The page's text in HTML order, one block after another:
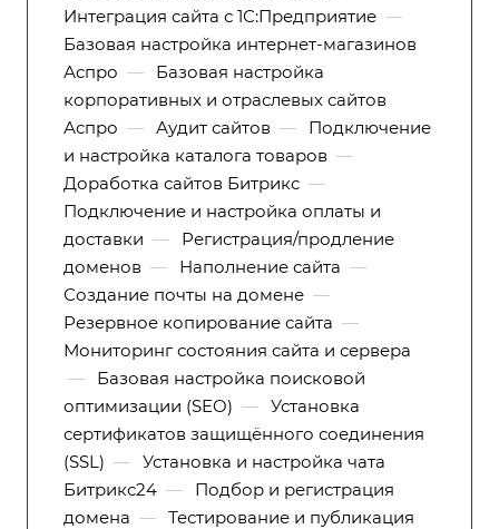
Интеграция сайта с 1С:Предприятие —
Базовая настройка интернет-магазинов
Аспро —
Базовая настройка
корпоративных и отраслевых сайтов
Аспро — Аудит сайтов —
Подключение
и настройка каталога товаров —
Доработка сайтов Битрикс —
Подключение и настройка оплаты и
доставки —
Регистрация/продление
доменов — Наполнение сайта —
Создание почты на домене —
Резервное копирование сайта —
Мониторинг состояния сайта и сервера
—
Базовая настройка поисковой
оптимизации (SEO) — Установка
сертификатов защищённого соединения
(SSL) — Установка и настройка чата
Битрикс24 —
Подбор и регистрация
домена — Тестирование и публикация